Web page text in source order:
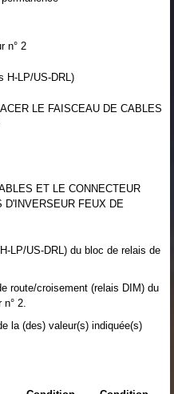
n° 2
H-LP/US-DRL)
LE FAISCEAU DE CABLES
ET LE CONNECTEUR
D'INVERSEUR FEUX DE
LP/US-DRL) du bloc de relais de
route/croisement (relais DIM) du
n° 2.
la (des) valeur(s) indiquée(s)